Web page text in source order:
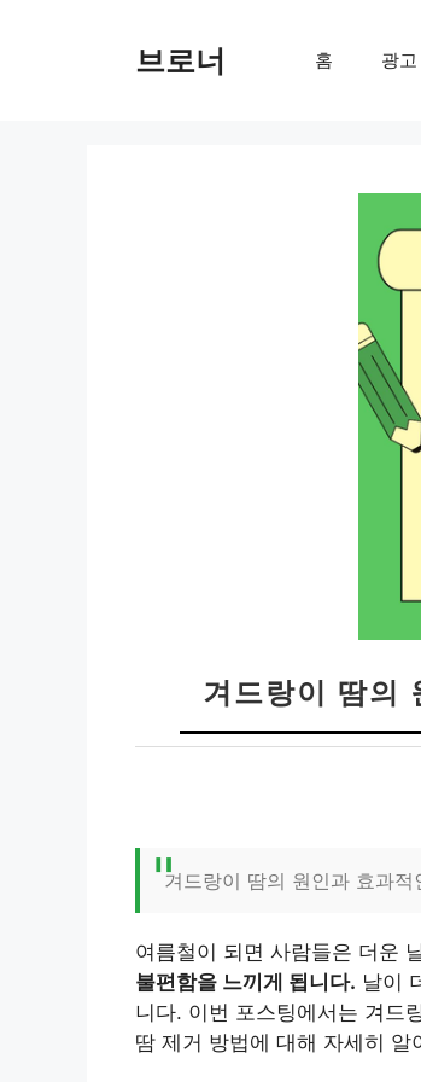
브로너 홈 광
겨드랑이 땀의
겨드랑이 땀의 원인과 효과
여름철이 되면 사람들은 더운
불편함을 느끼게 됩니다. 날이
니다. 이번 포스팅에서는 겨드
땀 제거 방법에 대해 자세히 알